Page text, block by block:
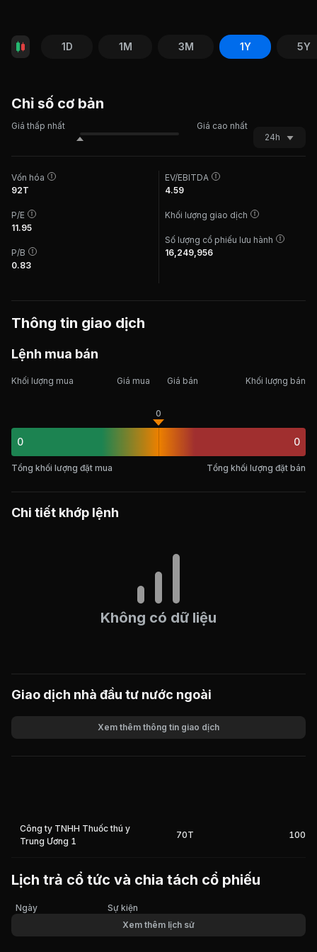
1D 1M 3M 1Y 5Y
Chỉ số cơ bản
Giá thấp nhất
Giá cao nhất
24h
Vốn hóa
92T
P/E
11.95
P/B
0.83
EV/EBITDA
4.59
Khối lượng giao dịch
Số lượng cổ phiếu lưu hành
16,249,956
Thông tin giao dịch
Lệnh mua bán
Khối lượng mua Giá mua Giá bán Khối lượng bán
0
0
0
Tổng khối lượng đặt mua Tổng khối lượng đặt bán
Chi tiết khớp lệnh
Không có dữ liệu
Giao dịch nhà đầu tư nước ngoài
Xem thêm thông tin giao dịch
Công ty TNHH Thuốc thú y
Trung Ương 1
70T 100%
Lịch trả cổ tức và chia tách cổ phiếu
Ngày
Sự kiện
Xem thêm lịch sử